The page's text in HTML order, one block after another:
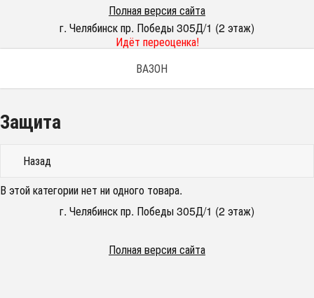
Полная версия сайта
г. Челябинск пр. Победы 305Д/1 (2 этаж)
Идёт переоценка!
ВАЗОН
Защита
Назад
В этой категории нет ни одного товара.
г. Челябинск пр. Победы 305Д/1 (2 этаж)
Полная версия сайта